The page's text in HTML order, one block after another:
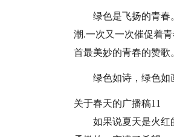
绿色是飞扬的青春
潮.一次又一次催促着
首最美妙的青春的赞歌
绿色如诗，绿色如
关于春天的广播稿11
如果说夏天是火红